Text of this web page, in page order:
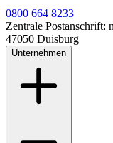
0800 664 8233
Zentrale Postanschrift:
47050 Duisburg
Unternehmen